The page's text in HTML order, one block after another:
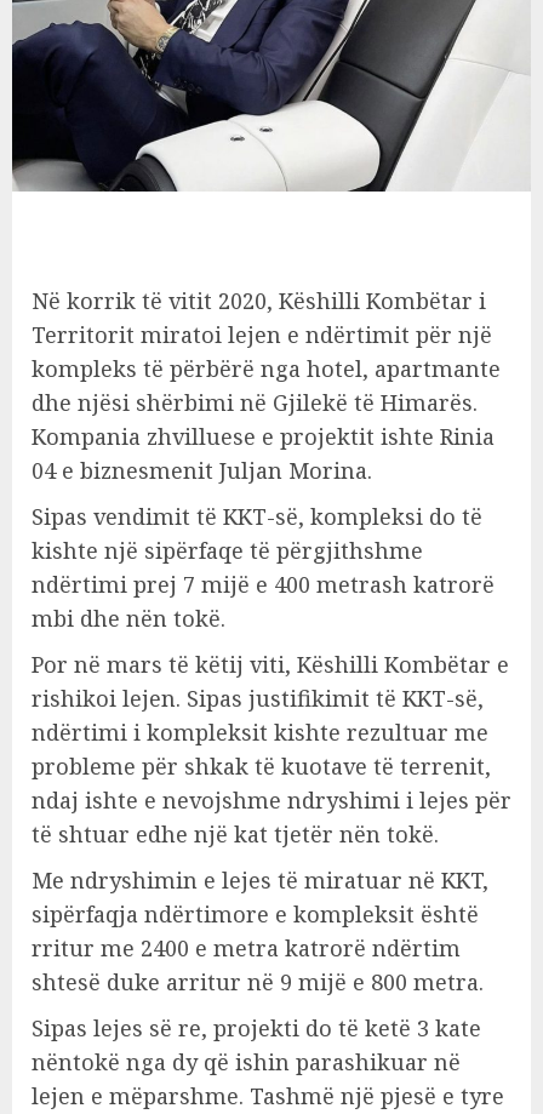
Në korrik të vitit 2020, Këshilli Kombëtar i
Territorit miratoi lejen e ndërtimit për një
kompleks të përbërë nga hotel, apartmante
dhe njësi shërbimi në Gjilekë të Himarës.
Kompania zhvilluese e projektit ishte Rinia
04 e biznesmenit Juljan Morina.
Sipas vendimit të KKT-së, kompleksi do të
kishte një sipërfaqe të përgjithshme
ndërtimi prej 7 mijë e 400 metrash katrorë
mbi dhe nën tokë.
Por në mars të këtij viti, Këshilli Kombëtar e
rishikoi lejen. Sipas justifikimit të KKT-së,
ndërtimi i kompleksit kishte rezultuar me
probleme për shkak të kuotave të terrenit,
ndaj ishte e nevojshme ndryshimi i lejes për
të shtuar edhe një kat tjetër nën tokë.
Me ndryshimin e lejes të miratuar në KKT,
sipërfaqja ndërtimore e kompleksit është
rritur me 2400 e metra katrorë ndërtim
shtesë duke arritur në 9 mijë e 800 metra.
Sipas lejes së re, projekti do të ketë 3 kate
nëntokë nga dy që ishin parashikuar në
lejen e mëparshme. Tashmë një pjesë e tyre